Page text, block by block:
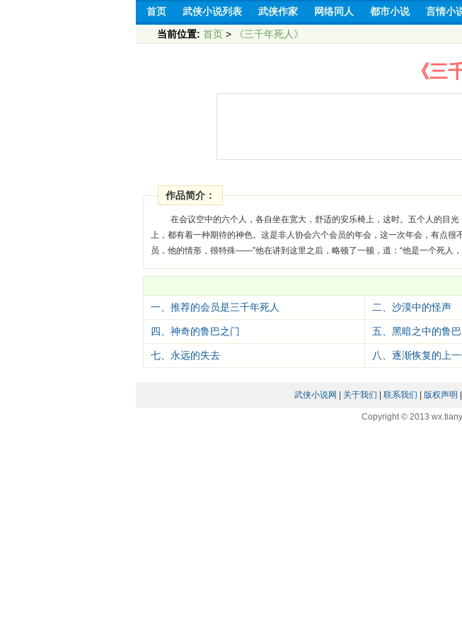
首页 武侠小说列表 武侠作家 网络同人 都市小说 言情小
当前位置: 首页 > 《三千年死人》
《三
作品简介：
在会议空中的六个人，各自坐在宽大，舒适的安乐椅上，这时。五个人的目
上，都有着一种期待的神色。这是非人协会六个会员的年会，这一次年会，有点
员，他的情形，很特殊——”他在讲到这里之后，略顿了一顿，道：“他是一个死人
一、推荐的会员是三千年死人
二、沙漠中的怪声
四、神奇的鲁巴之门 五、黑暗之中的鲁巴
七、永远的失去 八、逐渐恢复的上
武侠小说网 关于我们 联系我们 版权声明
Copyright © 2013